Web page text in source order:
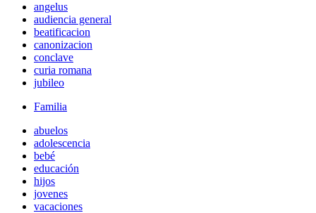
angelus
audiencia general
beatificacion
canonizacion
conclave
curia romana
jubileo
Familia
abuelos
adolescencia
bebé
educación
hijos
jovenes
vacaciones